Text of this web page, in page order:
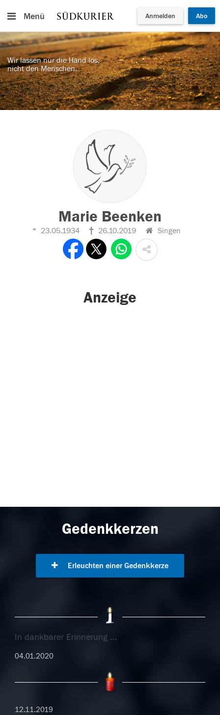
Menü Anmelden Abo
Wir lassen nur die Hand los,
nicht den Menschen.
Marie Beenken
23.05.1934 26.10.2019 Singen
Anzeige
Gedenkkerzen
Erleuchten einer Gedenkkerze
In dankbarer Erinnerung ...
04.01.2020
12.11.2019